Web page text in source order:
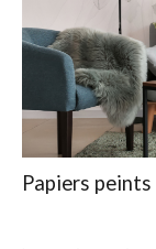
Papiers peints